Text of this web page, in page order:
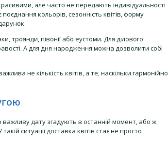
але часто не передають індивідуальності
кольорів, сезонність квітів, форму
троянди, півонії або еустоми. Для ділового
А для дня народження можна дозволити собі
не кількість квітів, а те, наскільки гармонійно
дату згадують в останній момент, або ж
ситуації доставка квітів стає не просто